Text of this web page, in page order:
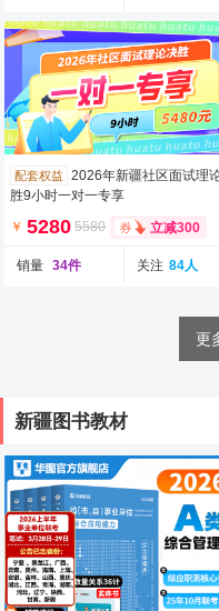
配套权益
2026年新疆社区面试理
胜9小时一对一专享
￥ 5280 5580 立减300
销量 34件 关注 84人
更
新疆图书教材